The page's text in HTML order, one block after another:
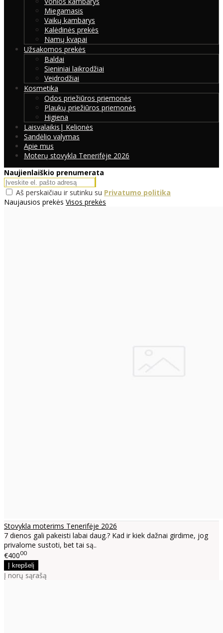
Miegamasis
Vaikų kambarys
Kalėdinės prekės
Namų kvapai
Užsakomos prekės
Baldai
Sieniniai laikrodžiai
Veidrodžiai
Kosmetika
Odos priežiūros priemonės
Plaukų priežiūros priemonės
Higiena
Laisvalaikis| Kelionės
Sandėlio valymas
Apie mus
Moterų stovykla Tenerifėje 2026
Naujienlaiškio prenumerata
Aš perskaičiau ir sutinku su Privatumo politika
Naujausios prekės Visos prekės
Stovykla moterims Tenerifėje 2026
7 dienos gali pakeisti labai daug.? Kad ir kiek dažnai girdime, jog
privalome sustoti, bet tai są..
€40000
Į norų sąrašą